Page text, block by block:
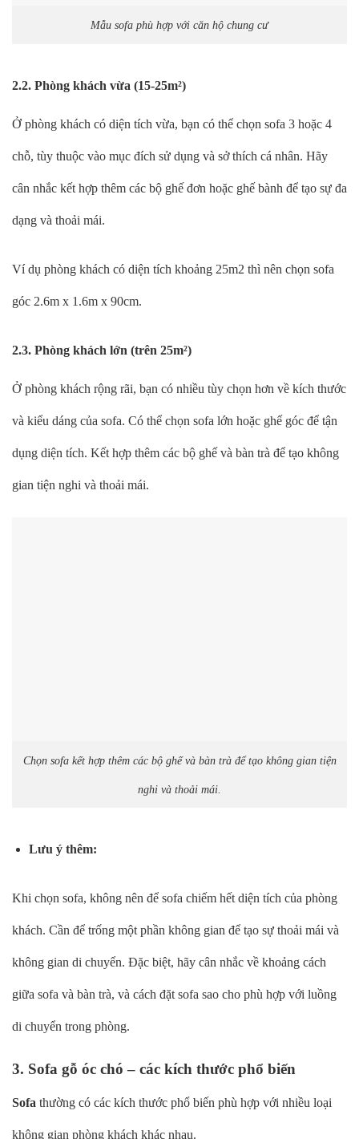
Mẫu sofa phù hợp với căn hộ chung cư
2.2. Phòng khách vừa (15-25m²)
Ở phòng khách có diện tích vừa, bạn có thể chọn sofa 3 hoặc 4
chỗ, tùy thuộc vào mục đích sử dụng và sở thích cá nhân. Hãy
cân nhắc kết hợp thêm các bộ ghế đơn hoặc ghế bành để tạo sự đa
dạng và thoải mái.
Ví dụ phòng khách có diện tích khoảng 25m2 thì nên chọn sofa
góc 2.6m x 1.6m x 90cm.
2.3. Phòng khách lớn (trên 25m²)
Ở phòng khách rộng rãi, bạn có nhiều tùy chọn hơn về kích thước
và kiểu dáng của sofa. Có thể chọn sofa lớn hoặc ghế góc để tận
dụng diện tích. Kết hợp thêm các bộ ghế và bàn trà để tạo không
gian tiện nghi và thoải mái.
Chọn sofa kết hợp thêm các bộ ghế và bàn trà để tạo không gian tiện
nghi và thoải mái.
Lưu ý thêm:
Khi chọn sofa, không nên để sofa chiếm hết diện tích của phòng
khách. Cần để trống một phần không gian để tạo sự thoải mái và
không gian di chuyển. Đặc biệt, hãy cân nhắc về khoảng cách
giữa sofa và bàn trà, và cách đặt sofa sao cho phù hợp với luồng
di chuyển trong phòng.
3. Sofa gỗ óc chó – các kích thước phổ biến
Sofa thường có các kích thước phổ biến phù hợp với nhiều loại
không gian phòng khách khác nhau.